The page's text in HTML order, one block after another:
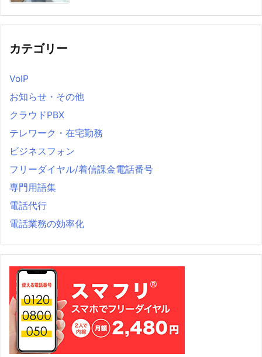
カテゴリー
VoIP
お知らせ・その他
クラウドPBX
テレワーク・在宅勤務
ビジネスフォン
フリーダイヤル/着信課金電話番号
専門用語集
電話代行
電話業務の効率化